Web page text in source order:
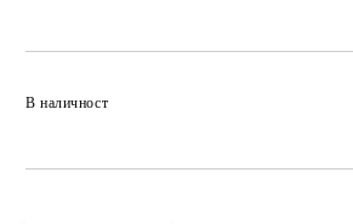
В наличност